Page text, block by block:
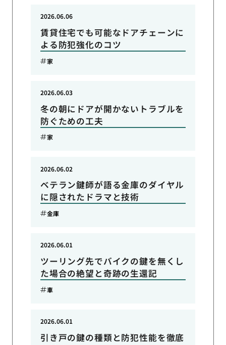
賃貸住宅でも可能なドアチェーンに
よる防犯強化のコツ
2026.06.06
家
冬の朝にドアが開かないトラブルを
防ぐための工夫
2026.06.03
家
ベテラン鍵師が語る金庫のダイヤル
に隠されたドラマと技術
2026.06.02
金庫
ツーリング先でバイクの鍵を無くし
た場合の絶望と奇跡の生還記
2026.06.01
車
引き戸の鍵の種類と防犯性能を徹底
2026.06.01